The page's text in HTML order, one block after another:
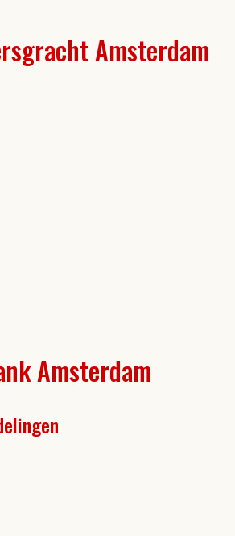
Amsterdam
Amsterdam